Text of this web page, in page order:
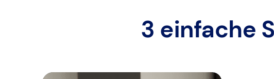
3 einfache